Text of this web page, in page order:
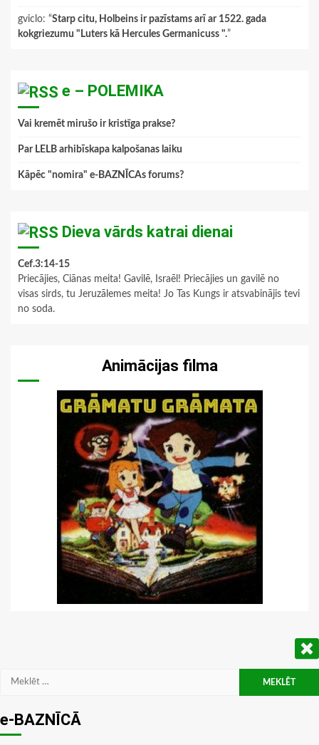
gviclo: “Starp citu, Holbeins ir pazīstams arī ar 1522. gada
kokgriezumu "Luters kā Hercules Germanicuss ".”
e – POLEMIKA
Vai kremēt mirušo ir kristīga prakse?
Par LELB arhibīskapa kalpošanas laiku
Kāpēc "nomira" e-BAZNĪCAs forums?
Dieva vārds katrai dienai
Cef.3:14-15
Priecājies, Ciānas meita! Gavilē, Israēl! Priecājies un gavilē no
visas sirds, tu Jeruzālemes meita! Jo Tas Kungs ir atsvabinājis tevi
no soda.
Animācijas filma
Meklēt:
e-BAZNĪCĀ